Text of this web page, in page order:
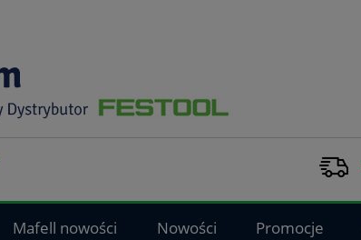
Mafell nowości Nowości Promocje